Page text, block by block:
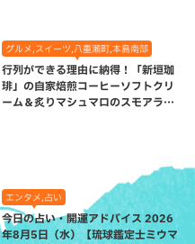
グルメ,スイーツ,八重瀬町,本島南部
行列ができる理由に納得！「新垣珈
琲」の自家焙煎コーヒーソフトクリ
ーム＆炙りマシュマロのスモアラテ
エンタメ,占い
今日の占い・開運アドバイス 2026
年8月5日（水）【琉球鑑定士ミウマ